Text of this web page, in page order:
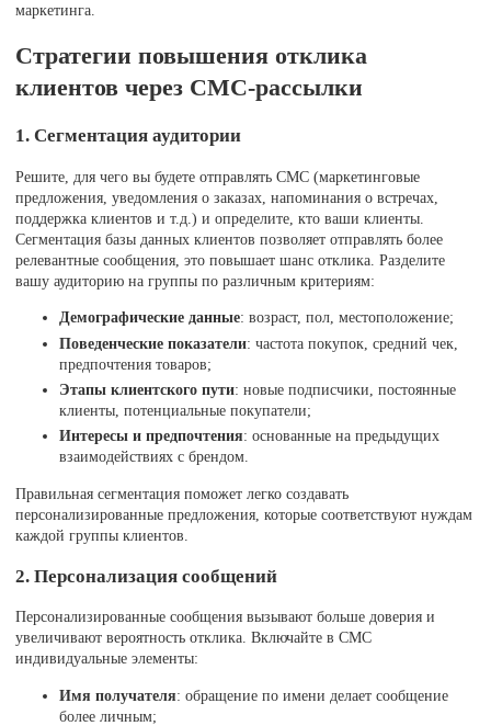
маркетинга.
Стратегии повышения отклика
клиентов через СМС-рассылки
1. Сегментация аудитории
Решите, для чего вы будете отправлять СМС (маркетинговые
предложения, уведомления о заказах, напоминания о встречах,
поддержка клиентов и т.д.) и определите, кто ваши клиенты.
Сегментация базы данных клиентов позволяет отправлять более
релевантные сообщения, это повышает шанс отклика. Разделите
вашу аудиторию на группы по различным критериям:
Демографические данные: возраст, пол, местоположение;
Поведенческие показатели: частота покупок, средний чек,
предпочтения товаров;
Этапы клиентского пути: новые подписчики, постоянные
клиенты, потенциальные покупатели;
Интересы и предпочтения: основанные на предыдущих
взаимодействиях с брендом.
Правильная сегментация поможет легко создавать
персонализированные предложения, которые соответствуют нуждам
каждой группы клиентов.
2. Персонализация сообщений
Персонализированные сообщения вызывают больше доверия и
увеличивают вероятность отклика. Включайте в СМС
индивидуальные элементы:
Имя получателя: обращение по имени делает сообщение
более личным;